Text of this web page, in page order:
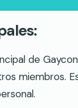
de
miembros.